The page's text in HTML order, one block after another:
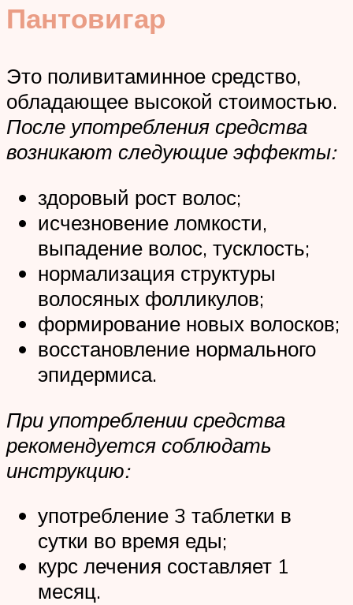
Пантовигар
Это поливитаминное средство,
обладающее высокой стоимостью.
После употребления средства
возникают следующие эффекты:
здоровый рост волос;
исчезновение ломкости,
выпадение волос, тусклость;
нормализация структуры
волосяных фолликулов;
формирование новых волосков;
восстановление нормального
эпидермиса.
При употреблении средства
рекомендуется соблюдать
инструкцию:
употребление 3 таблетки в
сутки во время еды;
курс лечения составляет 1
месяц.